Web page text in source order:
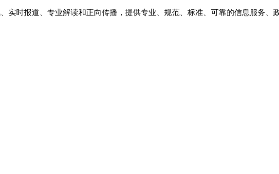
实时报道、专业解读和正向传播，提供专业、规范、标准、可靠的信息服务